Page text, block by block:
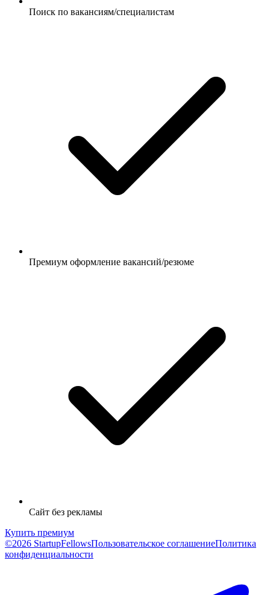
Поиск по вакансиям/специалистам
Премиум оформление вакансий/резюме
Сайт без рекламы
Купить премиум
©2026 StartupFellowsПользовательское соглашениеПолитика
конфиденциальности